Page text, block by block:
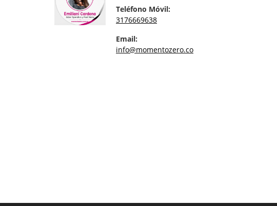
Teléfono Móvil:
3176669638
Email:
info@momentozero.co